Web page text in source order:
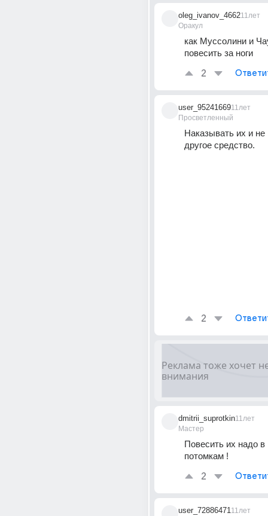
oleg_ivanov_4662
Оракул
11лет
как Муссолини и
повесить за ноги
2
user_95241669
Просветленный
11лет
Наказывать их и не
другое средство.
2
dmitrii_suprotkin
Мастер
11лет
Повесить их надо в
потомкам !
2
user_7288647111лет